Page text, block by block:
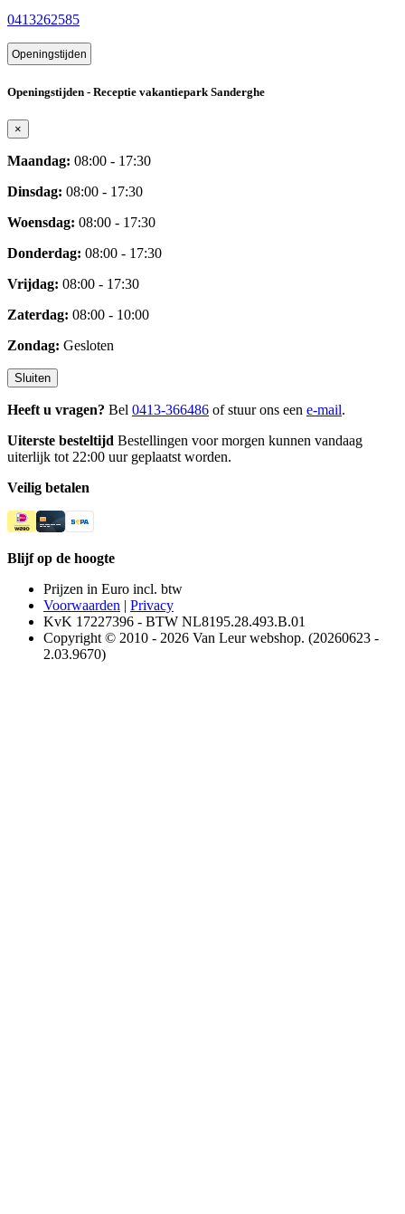
0413262585
Openingstijden
Openingstijden - Receptie vakantiepark Sanderghe
×
Maandag: 08:00 - 17:30
Dinsdag: 08:00 - 17:30
Woensdag: 08:00 - 17:30
Donderdag: 08:00 - 17:30
Vrijdag: 08:00 - 17:30
Zaterdag: 08:00 - 10:00
Zondag: Gesloten
Sluiten
Heeft u vragen? Bel 0413-366486 of stuur ons een e-mail.
Uiterste besteltijd Bestellingen voor morgen kunnen vandaag
uiterlijk tot 22:00 uur geplaatst worden.
Veilig betalen
Blijf op de hoogte
Prijzen in Euro incl. btw
Voorwaarden | Privacy
KvK 17227396 - BTW NL8195.28.493.B.01
Copyright © 2010 - 2026 Van Leur webshop. (20260623 -
2.03.9670)